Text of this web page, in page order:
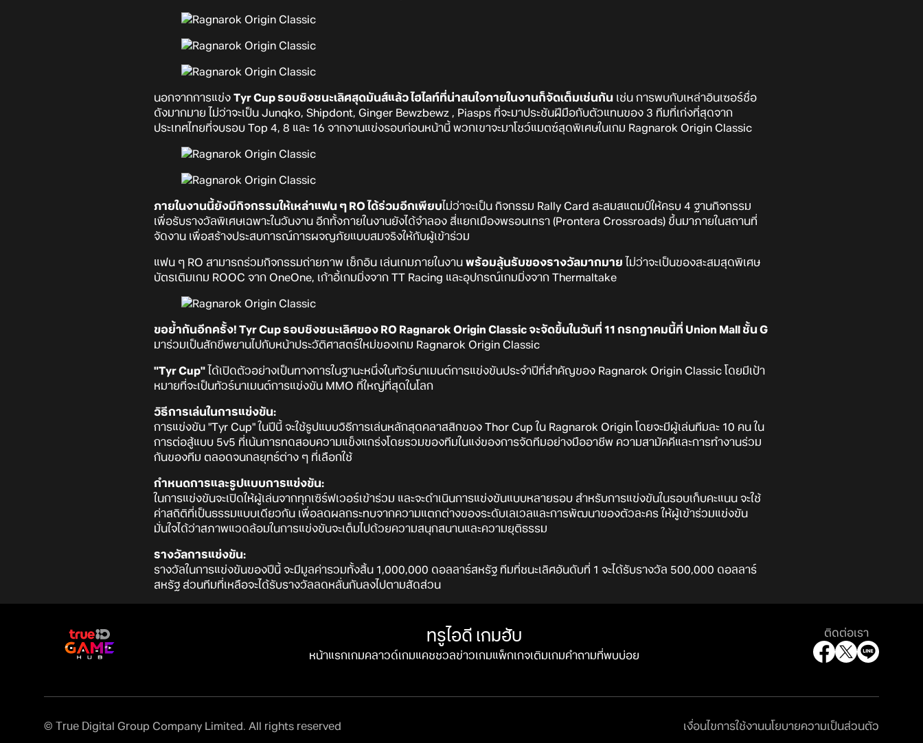
นอกจากการแข่ง Tyr Cup รอบชิงชนะเลิศสุดมันส์แล้ว ไฮไลท์ที่น่าสนใจภายในงานก็จัดเต็มเช่นกัน เช่น การพบกับเหล่าอินเซอร์ชื่อ
ดังมากมาย ไม่ว่าจะเป็น Junqko, Shipdont, Ginger Bewzbewz , Piasps ที่จะมาประชันฝีมือกับตัวแทนของ 3 ทีมที่เก่งที่สุดจาก
ประเทศไทยที่จบรอบ Top 4, 8 และ 16 จากงานแข่งรอบก่อนหน้านี้ พวกเขาจะมาโชว์แมตซ์สุดพิเศษในเกม Ragnarok Origin Classic
ภายในงานนี้ยังมีกิจกรรมให้เหล่าแฟน ๆ RO ได้ร่วมอีกเพียบ ไม่ว่าจะเป็น กิจกรรม Rally Card สะสมสแตมป์ให้ครบ 4 ฐานกิจกรรม
เพื่อรับรางวัลพิเศษเฉพาะในวันงาน อีกทั้งภายในงานยังได้จำลอง สี่แยกเมืองพรอนเทรา (Prontera Crossroads) ขึ้นมาภายในสถานที่
จัดงาน เพื่อสร้างประสบการณ์การผจญภัยแบบสมจริงให้กับผู้เข้าร่วม
แฟน ๆ RO สามารถร่วมกิจกรรมถ่ายภาพ เช็กอิน เล่นเกมภายในงาน พร้อมลุ้นรับของรางวัลมากมาย ไม่ว่าจะเป็นของสะสมสุดพิเศษ
บัตรเติมเกม ROOC จาก OneOne, เก้าอี้เกมมิ่งจาก TT Racing และอุปกรณ์เกมมิ่งจาก Thermaltake
ขอย้ำกันอีกครั้ง! Tyr Cup รอบชิงชนะเลิศของ RO Ragnarok Origin Classic จะจัดขึ้นในวันที่ 11 กรกฎาคมนี้ที่ Union Mall ชั้น G
มาร่วมเป็นสักขีพยานไปกับหน้าประวัติศาสตร์ใหม่ของเกม Ragnarok Origin Classic
"Tyr Cup" ได้เปิดตัวอย่างเป็นทางการในฐานะหนึ่งในทัวร์นาเมนต์การแข่งขันประจำปีที่สำคัญของ Ragnarok Origin Classic โดยมีเป้า
หมายที่จะเป็นทัวร์นาเมนต์การแข่งขัน MMO ที่ใหญ่ที่สุดในโลก
วิธีการเล่นในการแข่งขัน:
การแข่งขัน "Tyr Cup" ในปีนี้ จะใช้รูปแบบวิธีการเล่นหลักสุดคลาสสิกของ Thor Cup ใน Ragnarok Origin โดยจะมีผู้เล่นทีมละ 10 คน ใน
การต่อสู้แบบ 5v5 ที่เน้นการทดสอบความแข็งแกร่งโดยรวมของทีมในแง่ของการจัดทีมอย่างมืออาชีพ ความสามัคคีและการทำงานร่วม
กันของทีม ตลอดจนกลยุทธ์ต่าง ๆ ที่เลือกใช้
กำหนดการและรูปแบบการแข่งขัน:
ในการแข่งขันจะเปิดให้ผู้เล่นจากทุกเซิร์ฟเวอร์เข้าร่วม และจะดำเนินการแข่งขันแบบหลายรอบ สำหรับการแข่งขันในรอบเก็บคะแนน จะใช้
ค่าสถิติที่เป็นธรรมแบบเดียวกัน เพื่อลดผลกระทบจากความแตกต่างของระดับเลเวลและการพัฒนาของตัวละคร ให้ผู้เข้าร่วมแข่งขัน
มั่นใจได้ว่าสภาพแวดล้อมในการแข่งขันจะเต็มไปด้วยความสนุกสนานและความยุติธรรม
รางวัลการแข่งขัน:
รางวัลในการแข่งขันของปีนี้ จะมีมูลค่ารวมทั้งสิ้น 1,000,000 ดอลลาร์สหรัฐ ทีมที่ชนะเลิศอันดับที่ 1 จะได้รับรางวัล 500,000 ดอลลาร์
สหรัฐ ส่วนทีมที่เหลือจะได้รับรางวัลลดหลั่นกันลงไปตามสัดส่วน
ทรูไอดี เกมฮับ
หน้าแรกเกมคลาวด์เกมแคชชวลข่าวเกมแพ็กเกจเติมเกมคำถามที่พบบ่อย
ติดต่อเรา
© True Digital Group Company Limited. All rights reserved เงื่อนไขการใช้งานนโยบายความเป็นส่วนตัว